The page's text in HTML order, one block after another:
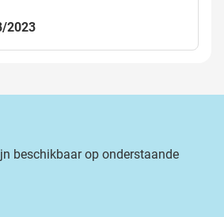
2023
beschikbaar op onderstaande